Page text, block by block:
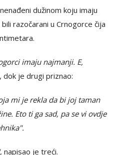
dužinom koju imaju
razočarani u Crnogorce čija
imaju najmanji. E,
dok je drugi priznao:
mi je rekla da bi joj taman
Eto ti ga sad, pa se vi ovdje
, napisao je treći.